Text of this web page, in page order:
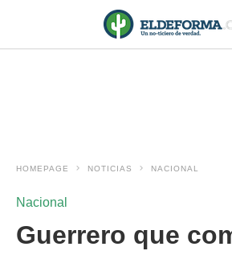
HOMEPAGE NOTICIAS NACIONAL
Nacional
Guerrero que